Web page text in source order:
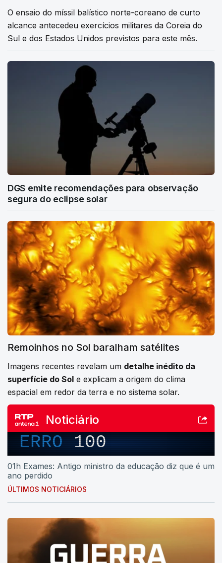
O ensaio do míssil balístico norte-coreano de curto
alcance antecedeu exercícios militares da Coreia do
Sul e dos Estados Unidos previstos para este mês.
DGS emite recomendações para observação
segura do eclipse solar
Remoinhos no Sol baralham satélites
Imagens recentes revelam um detalhe inédito da
superfície do Sol e explicam a origem do clima
espacial em redor da terra e no sistema solar.
Noticiário
ERRO100
01h Exames: Antigo ministro da educação diz que é um
ano perdido
ÚLTIMOS NOTICIÁRIOS